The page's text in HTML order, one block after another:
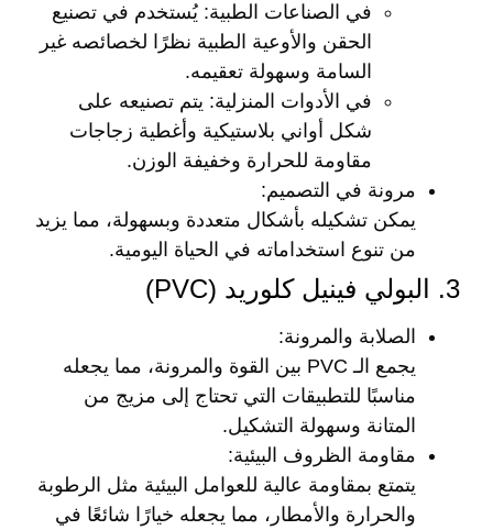
في الصناعات الطبية: يُستخدم في تصنيع
الحقن والأوعية الطبية نظرًا لخصائصه غير
السامة وسهولة تعقيمه.
في الأدوات المنزلية: يتم تصنيعه على
شكل أواني بلاستيكية وأغطية زجاجات
مقاومة للحرارة وخفيفة الوزن.
مرونة في التصميم:
يمكن تشكيله بأشكال متعددة وبسهولة، مما يزيد
من تنوع استخداماته في الحياة اليومية.
3. البولي فينيل كلوريد (PVC)
الصلابة والمرونة:
يجمع الـ PVC بين القوة والمرونة، مما يجعله
مناسبًا للتطبيقات التي تحتاج إلى مزيج من
المتانة وسهولة التشكيل.
مقاومة الظروف البيئية:
يتمتع بمقاومة عالية للعوامل البيئية مثل الرطوبة
والحرارة والأمطار، مما يجعله خيارًا شائعًا في